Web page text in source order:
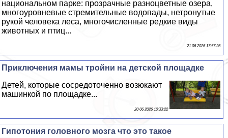
национальном парке: прозрачные разноцветные озера,
многоуровневые стремительные водопады, нетронутые
рукой человека леса, многочисленные редкие виды
животных и птиц...
21 06 2026 17:57:26
Приключения мамы тройни на детской площадке
Детей, которые сосредоточенно возюкают
машинкой по площадке...
20 06 2026 10:33:22
Гипотония головного мозга что это такое